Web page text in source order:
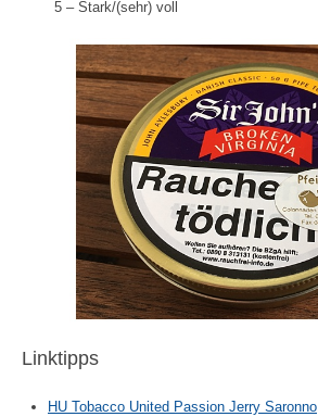
5 – Stark/(sehr) voll
Linktipps
HU Tobacco United Passion Jerry Saronno